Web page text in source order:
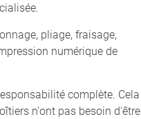
pliage, fraisage,
numérique de
complète. Cela
n'ont pas besoin d'être